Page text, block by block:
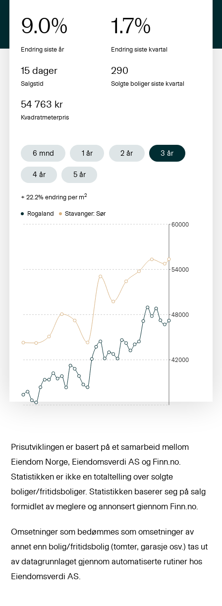
9.0%
Endring siste år
1.7%
Endring siste kvartal
15 dager
Salgstid
290
Solgte boliger siste kvartal
54 763 kr
Kvadratmeterpris
6 mnd 1 år 2 år 3 år
4 år 5 år
+22.2% endring per m2
Rogaland Stavanger: Sør
42000
48000
54000
60000
Prisutviklingen er basert på et samarbeid mellom
Eiendom Norge, Eiendomsverdi AS og Finn.no.
Statistikken er ikke en totaltelling over solgte
boliger/fritidsboliger. Statistikken baserer seg på salg
formidlet av meglere og annonsert giennom Finn.no.
Omsetninger som bedømmes som omsetninger av
annet enn bolig/fritidsbolig (tomter, garasje osv.) tas ut
av datagrunnlaget gjennom automatiserte rutiner hos
Eiendomsverdi AS.